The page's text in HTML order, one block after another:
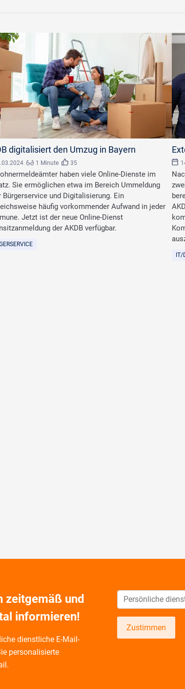
digitalisiert den Umzug in Bayern
1 Minute 35
haben viele Online-Dienste im
Sie ermöglichen etwa im Bereich Ummeldung
Bürgerservice und Digitalisierung. Ein
häufig vorkommender Aufwand in jeder
Jetzt ist der neue Online-Dienst
der AKDB verfügbar.
IT/
zeitgemäß und
informieren!
dienstliche E-Mail-
personalisierte
Zustimmen